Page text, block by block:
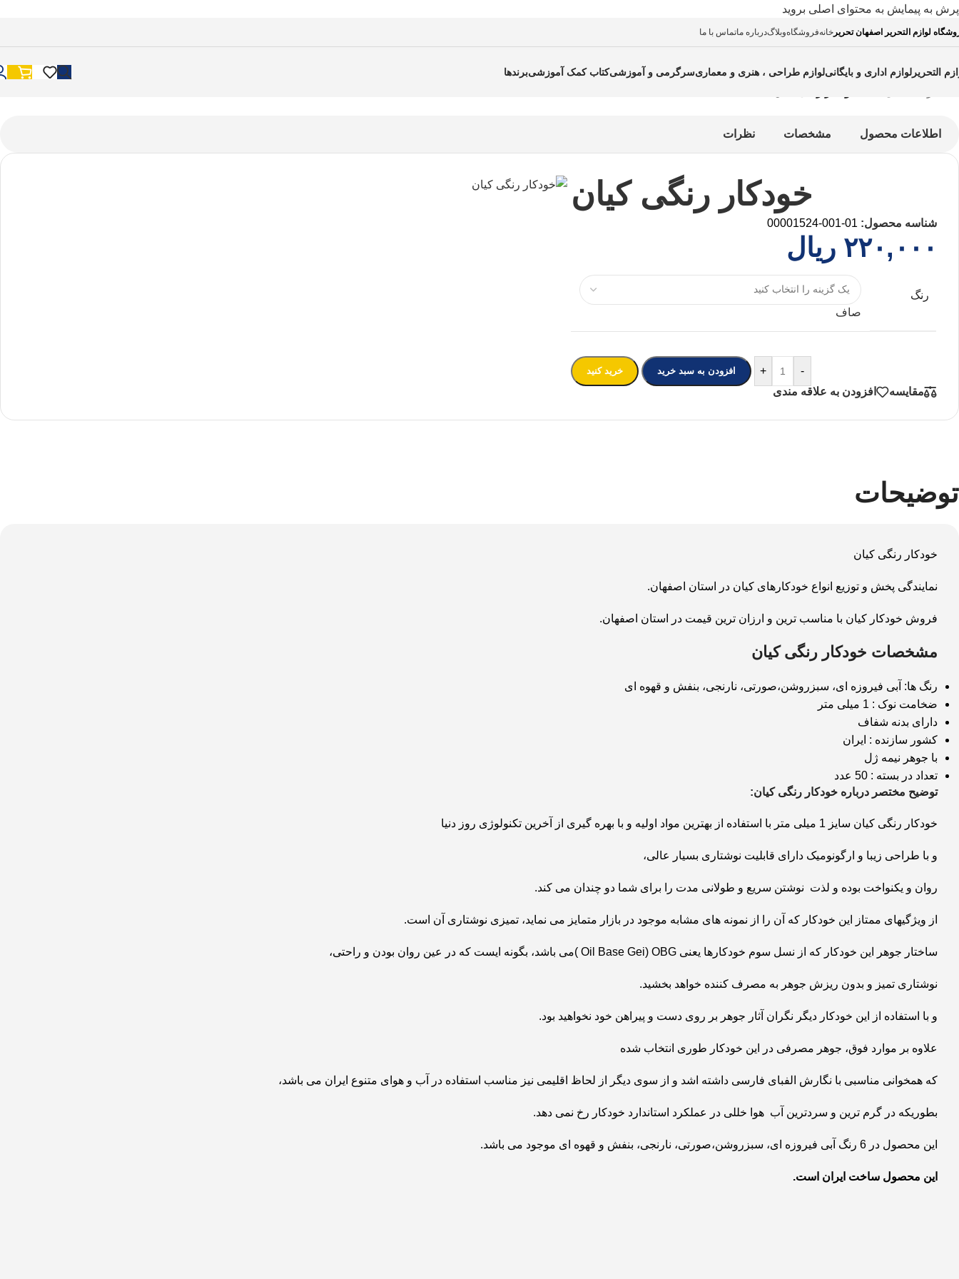
پرش به پیمایش به محتوای اصلی بروید
لوازم التحریر اصفهان تحریر خانهفروشگاهوبلاگدرباره ماتماس با ما
التحریر لوازم اداری و بایگانیلوازم طراحی ، هنری و معماریسرگرمی و آموزشیکتاب کمک آموزشیبرندها
اطلاعات محصول مشخصات نظرات
خودکار رنگی کیان
شناسه محصول: 01-001-00001524
۲۲۰,۰۰۰ ریال
رنگ
صاف
-
+ افزودن به سبد خرید خرید کنید
مقایسه افزودن به علاقه مندی
توضیحات
خودکار رنگی کیان
نمایندگی پخش و توزیع انواع خودکارهای کیان در استان اصفهان.
فروش خودکار کیان با مناسب ترین و ارزان ترین قیمت در استان اصفهان.
مشخصات خودکار رنگی کیان
رنگ ها: آبی فیروزه ای، سبزروشن،صورتی، نارنجی، بنفش و قهوه ای
ضخامت نوک : 1 میلی متر
دارای بدنه شفاف
کشور سازنده : ایران
با جوهر نیمه ژل
تعداد در بسته : 50 عدد
توضیح مختصر درباره خودکار رنگی کیان:
خودکار رنگی کیان سایز 1 میلی متر با استفاده از بهترین مواد اولیه و با بهره گیری از آخرین تکنولوژی روز دنیا
و با طراحی زیبا و ارگونومیک دارای قابلیت نوشتاری بسیار عالی،
روان و یکنواخت بوده و لذت نوشتن سریع و طولانی مدت را برای شما دو چندان می کند.
از ویژگیهای ممتاز این خودکار که آن را از نمونه های مشابه موجود در بازار متمایز می نماید، تمیزی نوشتاری آن است.
ساختار جوهر این خودکار که از نسل سوم خودکارها یعنی Oil Base Gei) OBG )می باشد، بگونه ایست که در عین روان بودن و راحتی،
نوشتاری تمیز و بدون ریزش جوهر به مصرف کننده خواهد بخشید.
و با استفاده از این خودکار دیگر نگران آثار جوهر بر روی دست و پیراهن خود نخواهید بود.
علاوه بر موارد فوق، جوهر مصرفی در این خودکار طوری انتخاب شده
که همخوانی مناسبی با نگارش الفبای فارسی داشته اشد و از سوی دیگر از لحاظ اقلیمی نیز مناسب استفاده در آب و هوای متنوع ایران می باشد،
بطوریکه در گرم ترین و سردترین آب هوا خللی در عملکرد استاندارد خودکار رخ نمی دهد.
این محصول در 6 رنگ آبی فیروزه ای، سبزروشن،صورتی، نارنجی، بنفش و قهوه ای موجود می باشد.
این محصول ساخت ایران است.